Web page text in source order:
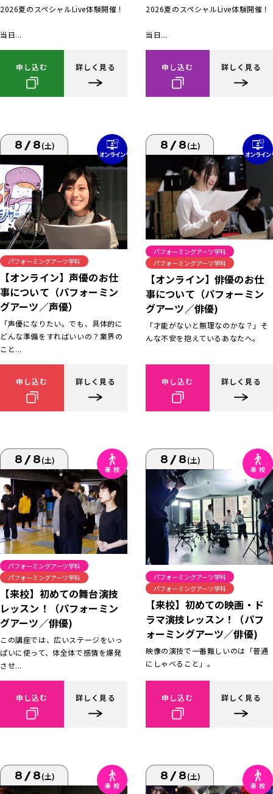
2026夏のスペシャルLive体験開催！
当日...
申し込む 詳しく見る
2026夏のスペシャルLive体験開催！
当日...
申し込む 詳しく見る
8/8(土)
パフォーミングアーツ学科
【オンライン】声優のお仕
事について（パフォーミン
グアーツ／声優）
「声優になりたい。でも、具体的に
どんな準備をすればいいの？業界の
こと...
申し込む 詳しく見る
8/8(土)
パフォーミングアーツ学科
パフォーミングアーツ学科
【オンライン】俳優のお仕
事について（パフォーミン
グアーツ／俳優)
「才能がないと無理なのかな？」そ
んな不安を抱えているあなたへ。
申し込む 詳しく見る
8/8(土)
パフォーミングアーツ学科
パフォーミングアーツ学科
【来校】初めての舞台演技
レッスン！（パフォーミン
グアーツ／俳優)
この講座では、広いステージをいっ
ぱいに使って、体全体で感情を爆発
させ...
申し込む 詳しく見る
8/8(土)
パフォーミングアーツ学科
パフォーミングアーツ学科
【来校】初めての映画・ド
ラマ演技レッスン！（パフ
ォーミングアーツ／俳優)
映像の演技で一番難しいのは「普通
にしゃべること」。
申し込む 詳しく見る
8/8(土) 8/8(土)